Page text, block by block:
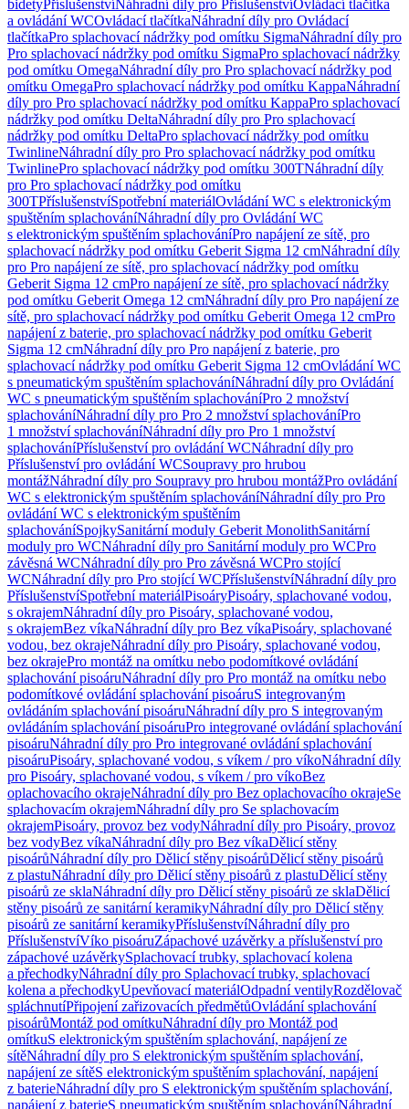
bidetyPříslušenstvíNáhradní díly pro PříslušenstvíOvládací tlačítka
a ovládání WCOvládací tlačítkaNáhradní díly pro Ovládací
tlačítkaPro splachovací nádržky pod omítku SigmaNáhradní díly pro
Pro splachovací nádržky pod omítku SigmaPro splachovací nádržky
pod omítku OmegaNáhradní díly pro Pro splachovací nádržky pod
omítku OmegaPro splachovací nádržky pod omítku KappaNáhradní
díly pro Pro splachovací nádržky pod omítku KappaPro splachovací
nádržky pod omítku DeltaNáhradní díly pro Pro splachovací
nádržky pod omítku DeltaPro splachovací nádržky pod omítku
TwinlineNáhradní díly pro Pro splachovací nádržky pod omítku
TwinlinePro splachovací nádržky pod omítku 300TNáhradní díly
pro Pro splachovací nádržky pod omítku
300TPříslušenstvíSpotřební materiálOvládání WC s elektronickým
spuštěním splachováníNáhradní díly pro Ovládání WC
s elektronickým spuštěním splachováníPro napájení ze sítě, pro
splachovací nádržky pod omítku Geberit Sigma 12 cmNáhradní díly
pro Pro napájení ze sítě, pro splachovací nádržky pod omítku
Geberit Sigma 12 cmPro napájení ze sítě, pro splachovací nádržky
pod omítku Geberit Omega 12 cmNáhradní díly pro Pro napájení ze
sítě, pro splachovací nádržky pod omítku Geberit Omega 12 cmPro
napájení z baterie, pro splachovací nádržky pod omítku Geberit
Sigma 12 cmNáhradní díly pro Pro napájení z baterie, pro
splachovací nádržky pod omítku Geberit Sigma 12 cmOvládání WC
s pneumatickým spuštěním splachováníNáhradní díly pro Ovládání
WC s pneumatickým spuštěním splachováníPro 2 množství
splachováníNáhradní díly pro Pro 2 množství splachováníPro
1 množství splachováníNáhradní díly pro Pro 1 množství
splachováníPříslušenství pro ovládání WCNáhradní díly pro
Příslušenství pro ovládání WCSoupravy pro hrubou
montážNáhradní díly pro Soupravy pro hrubou montážPro ovládání
WC s elektronickým spuštěním splachováníNáhradní díly pro Pro
ovládání WC s elektronickým spuštěním
splachováníSpojkySanitární moduly Geberit MonolithSanitární
moduly pro WCNáhradní díly pro Sanitární moduly pro WCPro
závěsná WCNáhradní díly pro Pro závěsná WCPro stojící
WCNáhradní díly pro Pro stojící WCPříslušenstvíNáhradní díly pro
PříslušenstvíSpotřební materiálPisoáryPisoáry, splachované vodou,
s okrajemNáhradní díly pro Pisoáry, splachované vodou,
s okrajemBez víkaNáhradní díly pro Bez víkaPisoáry, splachované
vodou, bez okrajeNáhradní díly pro Pisoáry, splachované vodou,
bez okrajePro montáž na omítku nebo podomítkové ovládání
splachování pisoáruNáhradní díly pro Pro montáž na omítku nebo
podomítkové ovládání splachování pisoáruS integrovaným
ovládáním splachování pisoáruNáhradní díly pro S integrovaným
ovládáním splachování pisoáruPro integrované ovládání splachování
pisoáruNáhradní díly pro Pro integrované ovládání splachování
pisoáruPisoáry, splachované vodou, s víkem / pro víkoNáhradní díly
pro Pisoáry, splachované vodou, s víkem / pro víkoBez
oplachovacího okrajeNáhradní díly pro Bez oplachovacího okrajeSe
splachovacím okrajemNáhradní díly pro Se splachovacím
okrajemPisoáry, provoz bez vodyNáhradní díly pro Pisoáry, provoz
bez vodyBez víkaNáhradní díly pro Bez víkaDělicí stěny
pisoárůNáhradní díly pro Dělicí stěny pisoárůDělicí stěny pisoárů
z plastuNáhradní díly pro Dělicí stěny pisoárů z plastuDělicí stěny
pisoárů ze sklaNáhradní díly pro Dělicí stěny pisoárů ze sklaDělicí
stěny pisoárů ze sanitární keramikyNáhradní díly pro Dělicí stěny
pisoárů ze sanitární keramikyPříslušenstvíNáhradní díly pro
PříslušenstvíVíko pisoáruZápachové uzávěrky a příslušenství pro
zápachové uzávěrkySplachovací trubky, splachovací kolena
a přechodkyNáhradní díly pro Splachovací trubky, splachovací
kolena a přechodkyUpevňovací materiálOdpadní ventilyRozdělovač
spláchnutíPřipojení zařizovacích předmětůOvládání splachování
pisoárůMontáž pod omítkuNáhradní díly pro Montáž pod
omítkuS elektronickým spuštěním splachování, napájení ze
sítěNáhradní díly pro S elektronickým spuštěním splachování,
napájení ze sítěS elektronickým spuštěním splachování, napájení
z baterieNáhradní díly pro S elektronickým spuštěním splachování,
napájení z baterieS pneumatickým spuštěním splachováníNáhradní